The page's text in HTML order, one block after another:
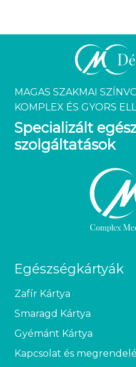
MAGAS SZAKMAI
KOMPLEX ÉS GYORS
Specializált
szolgáltatások
Egészségkártyák
Zafír Kártya
Smaragd Kártya
Gyémánt Kártya
Kapcsolat és